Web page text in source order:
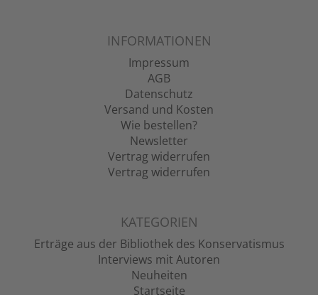
INFORMATIONEN
Impressum
AGB
Datenschutz
Versand und Kosten
Wie bestellen?
Newsletter
Vertrag widerrufen
Vertrag widerrufen
KATEGORIEN
Erträge aus der Bibliothek des Konservatismus
Interviews mit Autoren
Neuheiten
Startseite